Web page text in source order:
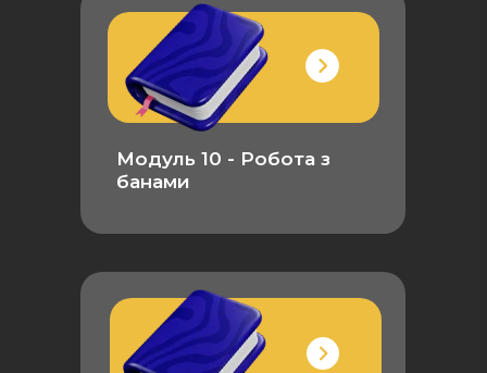
Модуль 10 - Робота з
банами